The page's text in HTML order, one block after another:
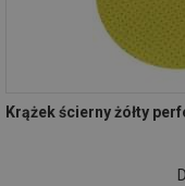
Krążek ścierny żółty